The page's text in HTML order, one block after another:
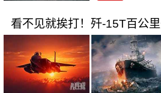
看不见就挨打！歼-15T百公